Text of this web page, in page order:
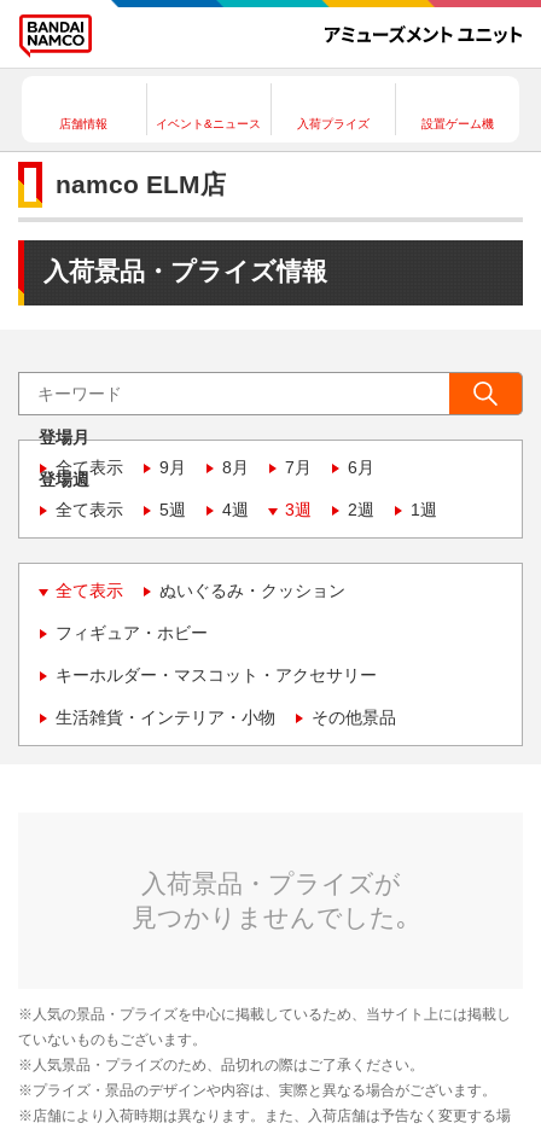
店舗情報 イベント&ニュース 入荷プライズ 設置ゲーム機
namco ELM店
入荷景品・プライズ情報
登場月
全て表示
9月 8月 7月 6月
登場週
全て表示
5週 4週 3週 2週 1週
全て表示 ぬいぐるみ・クッション
フィギュア・ホビー
キーホルダー・マスコット・アクセサリー
生活雑貨・インテリア・小物 その他景品